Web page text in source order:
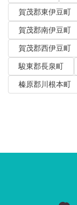
賀茂郡東伊豆町
賀茂郡南伊豆町
賀茂郡西伊豆町
駿東郡長泉町
榛原郡川根本町